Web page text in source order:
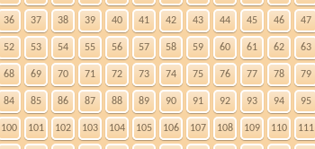
36 37 38 39 40 41 42 43 44 45 46 47
52 53 54 55 56 57 58 59 60 61 62 63
68 69 70 71 72 73 74 75 76 77 78 79
84 85 86 87 88 89 90 91 92 93 94 95
100 101 102 103 104 105 106 107 108 109 110 111